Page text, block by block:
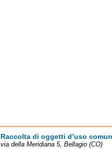
Raccolta di oggetti d’uso
via della Meridiana 5, Bellagio (CO)